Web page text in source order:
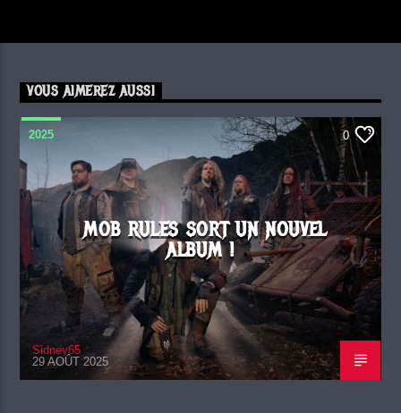
VOUS AIMEREZ AUSSI
2025 0
MOB RULES SORT UN NOUVEL
ALBUM !
Sidney65
29 AOÛT 2025